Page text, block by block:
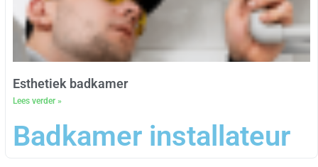
Esthetiek badkamer
Lees verder »
Badkamer installateur